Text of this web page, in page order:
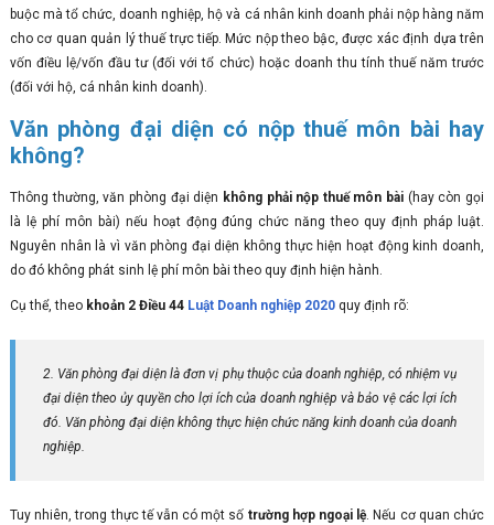
buộc mà tổ chức, doanh nghiệp, hộ và cá nhân kinh doanh phải nộp hàng năm
cho cơ quan quản lý thuế trực tiếp. Mức nộp theo bậc, được xác định dựa trên
vốn điều lệ/vốn đầu tư (đối với tổ chức) hoặc doanh thu tính thuế năm trước
(đối với hộ, cá nhân kinh doanh).
Văn phòng đại diện có nộp thuế môn bài hay
không?
Thông thường, văn phòng đại diện không phải nộp thuế môn bài (hay còn gọi
là lệ phí môn bài) nếu hoạt động đúng chức năng theo quy định pháp luật.
Nguyên nhân là vì văn phòng đại diện không thực hiện hoạt động kinh doanh,
do đó không phát sinh lệ phí môn bài theo quy định hiện hành.
Cụ thể, theo khoản 2 Điều 44 Luật Doanh nghiệp 2020quy định rõ:
2. Văn phòng đại diện là đơn vị phụ thuộc của doanh nghiệp, có nhiệm vụ
đại diện theo ủy quyền cho lợi ích của doanh nghiệp và bảo vệ các lợi ích
đó. Văn phòng đại diện không thực hiện chức năng kinh doanh của doanh
nghiệp.
Tuy nhiên, trong thực tế vẫn có một số trường hợp ngoại lệ. Nếu cơ quan chức